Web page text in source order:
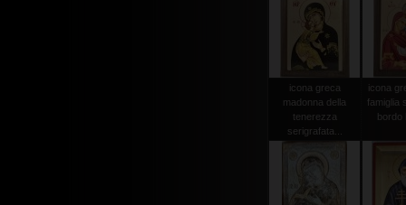
icona greca
madonna della
tenerezza
serigrafata...
icona
famiglia
bordo